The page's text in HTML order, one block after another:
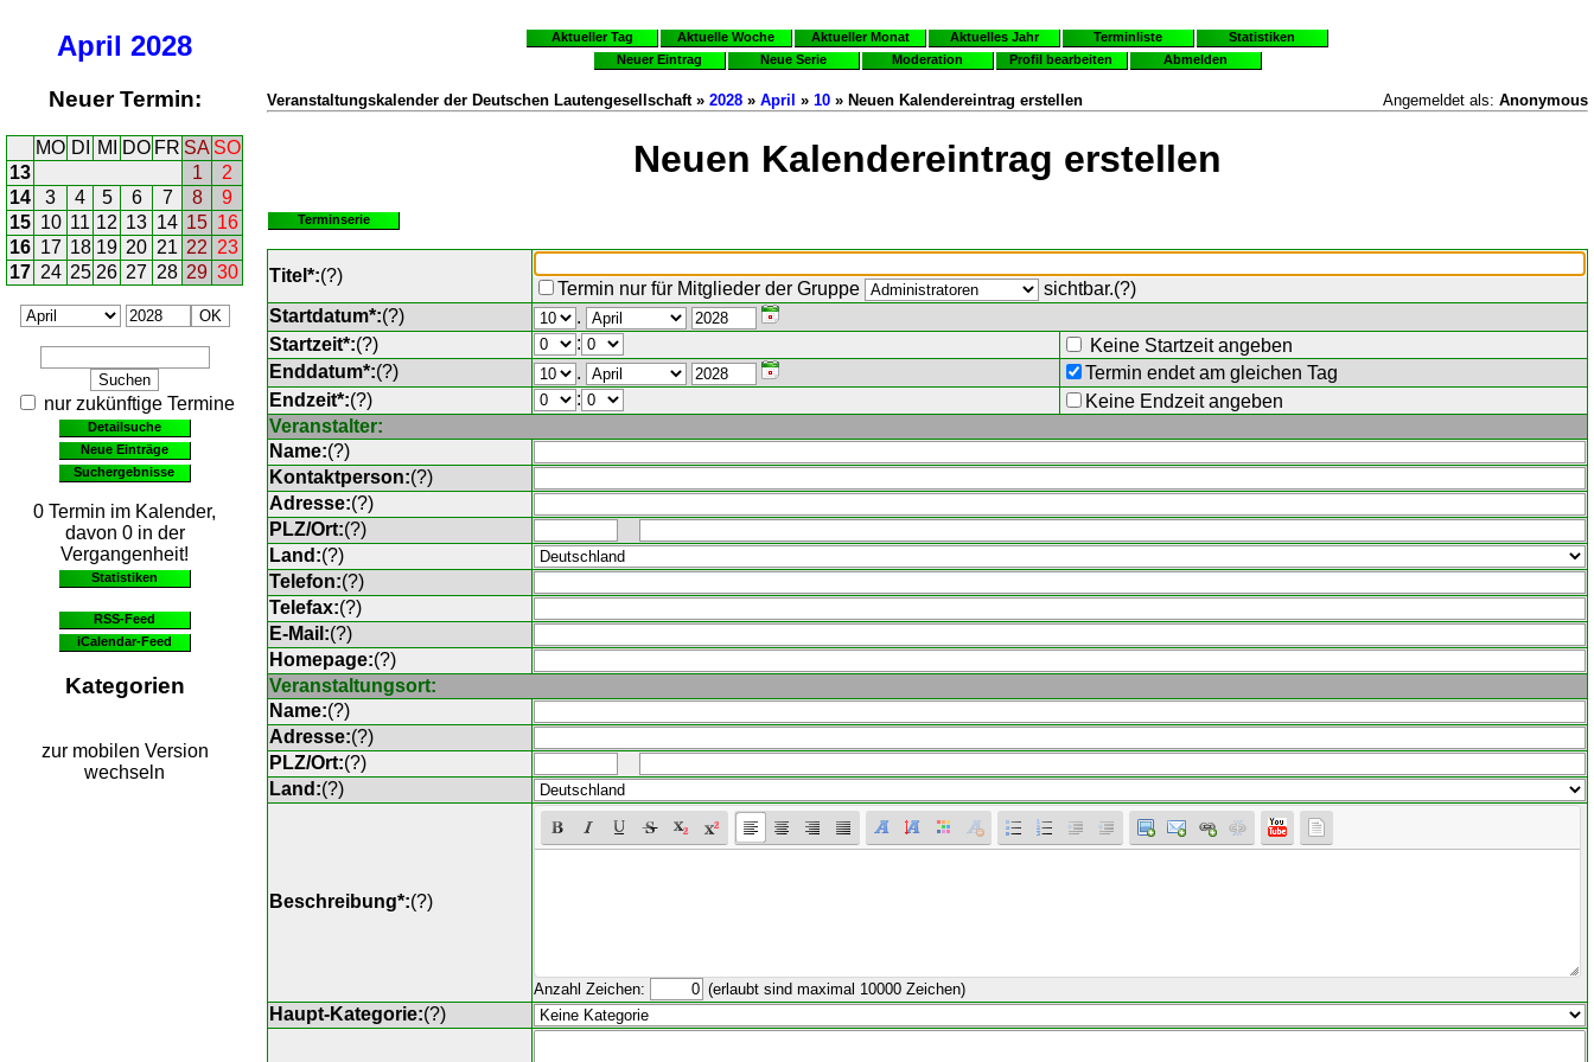
April 2028
Neuer Termin:
MO DI MI DO FR SA SO
13
1
2
14
3 4 5 6 7 8
9
15 10 11 12 13 14 15 16
16 17 18 19 20 21 22 23
17 24 25 26 27 28 29 30
nur zukünftige Termine
Detailsuche
Neue Einträge
Suchergebnisse
0 Termin im Kalender,
davon 0 in der
Vergangenheit!
Statistiken
RSS-Feed
iCalendar-Feed
Kategorien
zur mobilen Version
wechseln
Aktueller Tag Aktuelle Woche Aktueller Monat Aktuelles Jahr Terminliste
Statistiken
Neuer Eintrag
Neue Serie Moderation Profil bearbeiten Abmelden
Veranstaltungskalender der Deutschen Lautengesellschaft » 2028 » April » 10 » Neuen Kalendereintrag erstellen Angemeldet als: Anonymous
Neuen Kalendereintrag erstellen
Terminserie
Titel*:(?)
Termin nur für Mitglieder der Gruppe sichtbar.(?)
Startdatum*:(?)
.
Startzeit*:(?) :
Keine Startzeit angeben
Enddatum*:(?) .
Termin endet am gleichen Tag
Endzeit*:(?) :
Keine Endzeit angeben
Veranstalter:
Name:(?)
Kontaktperson:(?)
Adresse:(?)
PLZ/Ort:(?)
Land:(?)
Telefon:(?)
Telefax:(?)
E-Mail:(?)
Homepage:(?)
Veranstaltungsort:
Name:(?)
Adresse:(?)
PLZ/Ort:(?)
Land:(?)
Beschreibung*:(?)
Anzahl Zeichen: (erlaubt sind maximal 10000 Zeichen)
Haupt-Kategorie:(?)